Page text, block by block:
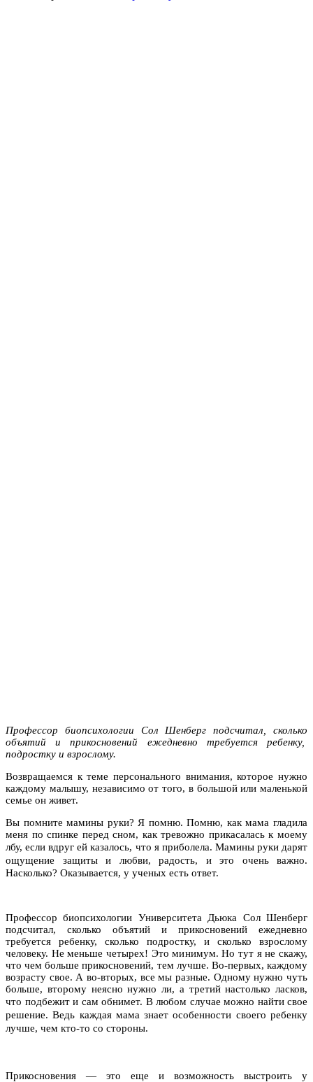
Профессор биопсихологии Сол Шенберг подсчитал, сколько
объятий и прикосновений ежедневно требуется ребенку,
подростку и взрослому.
Возвращаемся к теме персонального внимания, которое нужно
каждому малышу, независимо от того, в большой или маленькой
семье он живет.
Вы помните мамины руки? Я помню. Помню, как мама гладила
меня по спинке перед сном, как тревожно прикасалась к моему
лбу, если вдруг ей казалось, что я приболела. Мамины руки дарят
ощущение защиты и любви, радость, иэто очень важно.
Насколько? Оказывается, у ученых есть ответ.
Профессор биопсихологии Университета Дьюка Сол Шенберг
подсчитал, сколько объятий и прикосновений ежедневно
требуется ребенку, сколько подростку, и сколько взрослому
человеку. Не меньше четырех! Это минимум. Но тут я не скажу,
что чем больше прикосновений, тем лучше. Во-первых, каждому
возрасту свое. А во-вторых, все мы разные. Одному нужно чуть
больше, второму неясно нужно ли, а третий настолько ласков,
что подбежит и сам обнимет. В любом случае можно найти свое
решение. Ведь каждая мама знает особенности своего ребенку
лучше, чем кто-то со стороны.
Прикосновения — это еще и возможность выстроить у